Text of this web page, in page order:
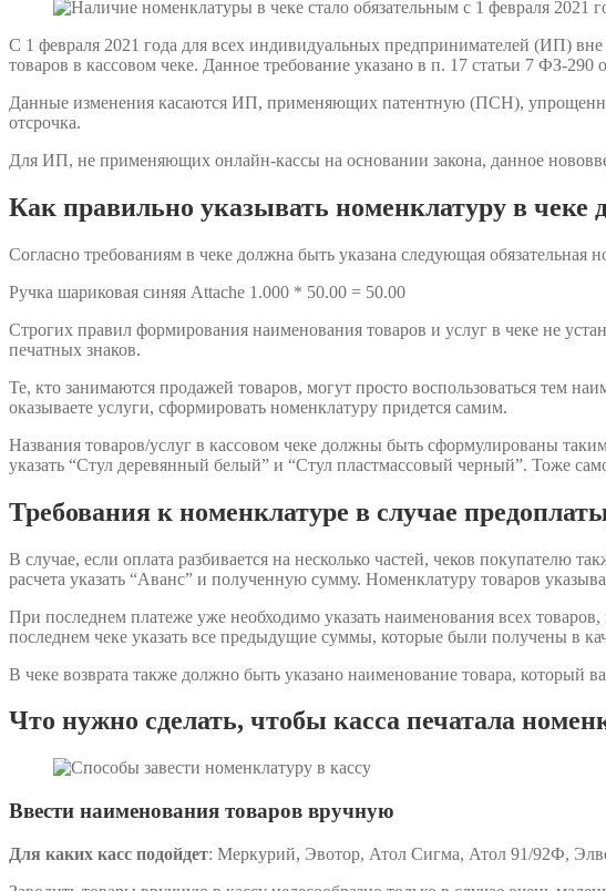
C 1 февраля 2021 года для всех индивидуальных предпринимателей (ИП)
товаров в кассовом чеке. Данное требование указано в п. 17 статьи 7 ФЗ-290
Данные изменения касаются ИП, применяющих патентную (ПСН),
отсрочка.
Для ИП, не применяющих онлайн-кассы на основании закона, данное
Как правильно указывать номенклатуру в чеке
Согласно требованиям в чеке должна быть указана следующая обязательная
Ручка шариковая синяя Attache 1.000 * 50.00 = 50.00
Строгих правил формирования наименования товаров и услуг в чеке не
печатных знаков.
Те, кто занимаются продажей товаров, могут просто воспользоваться тем
оказываете услуги, сформировать номенклатуру придется самим.
Названия товаров/услуг в кассовом чеке должны быть сформулированы
указать “Стул деревянный белый” и “Стул пластмассовый черный”. Тоже
Требования к номенклатуре в случае
В случае, если оплата разбивается на несколько частей, чеков покупателю
расчета указать “Аванс” и полученную сумму. Номенклатуру товаров
При последнем платеже уже необходимо указать наименования всех
последнем чеке указать все предыдущие суммы, которые были получены в
В чеке возврата также должно быть указано наименование товара, который
Что нужно сделать, чтобы касса печатала
Ввести наименования товаров вручную
Для каких касс подойдет: Меркурий, Эвотор, Атол Сигма, Атол 91/92Ф,